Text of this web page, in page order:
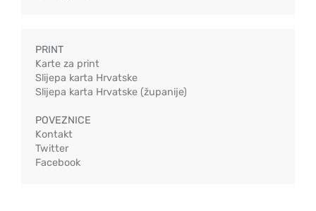
PRINT
Karte za print
Slijepa karta Hrvatske
Slijepa karta Hrvatske (županije)
POVEZNICE
Kontakt
Twitter
Facebook